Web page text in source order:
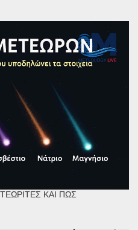
ΚΑΙ ΠΏΣ